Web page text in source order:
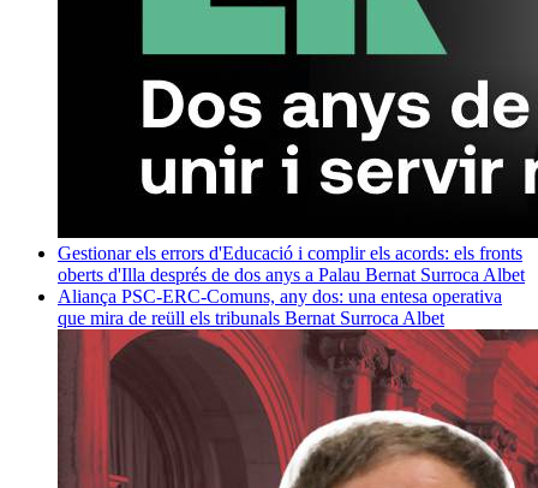
Gestionar els errors d'Educació i complir els acords: els fronts
oberts d'Illa després de dos anys a Palau Bernat Surroca Albet
Aliança PSC-ERC-Comuns, any dos: una entesa operativa
que mira de reüll els tribunals Bernat Surroca Albet